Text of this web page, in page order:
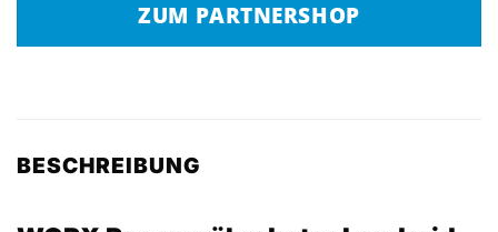
ZUM PARTNERSHOP
BESCHREIBUNG